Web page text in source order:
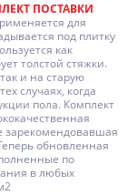
ПОСТАВКИ
для
под плитку
как
толстой стяжки.
и на старую
случаях, когда
пола. Комплект
зарекомендовавшая
обновленная
по
в любых